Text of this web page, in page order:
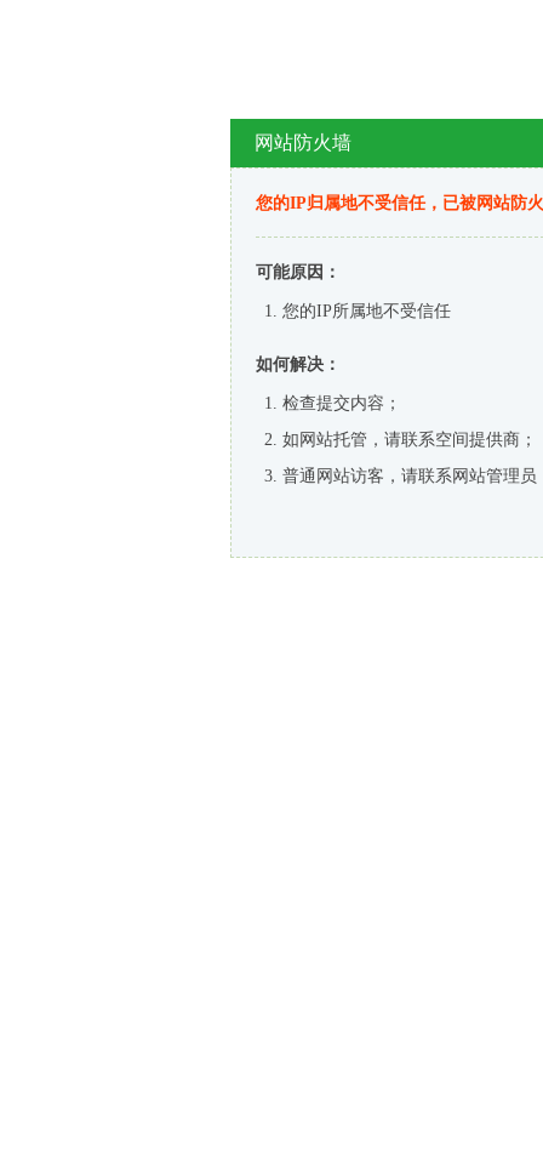
网站防火墙
您的IP归属地不受信任，已被网站防
可能原因：
您的IP所属地不受信任
如何解决：
检查提交内容；
如网站托管，请联系空间提供商；
普通网站访客，请联系网站管理员